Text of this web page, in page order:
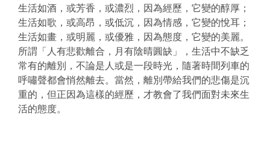
生活如酒，或芳香，或濃烈，因為經歷，它變的醇厚；
生活如歌，或高昂，或低沉，因為情感，它變的悅耳；
生活如畫，或明麗，或優雅，因為態度，它變的美麗。
所謂「人有悲歡離合，月有陰晴圓缺」，生活中不缺乏
常有的離別，不論是人或是一段時光，隨著時間列車的
呼嘯聲都會悄然離去。當然，離別帶給我們的悲傷是沉
重的，但正因為這樣的經歷，才教會了我們面對未來生
活的態度。